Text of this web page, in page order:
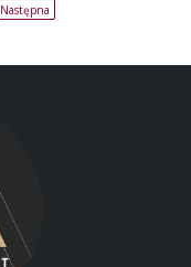
Następna